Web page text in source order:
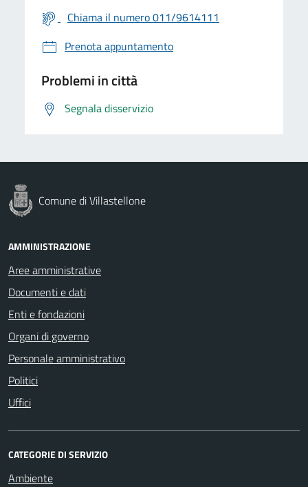
Chiama il numero 011/9614111
Prenota appuntamento
Problemi in città
Segnala disservizio
Comune di Villastellone
AMMINISTRAZIONE
Aree amministrative
Documenti e dati
Enti e fondazioni
Organi di governo
Personale amministrativo
Politici
Uffici
CATEGORIE DI SERVIZIO
Ambiente